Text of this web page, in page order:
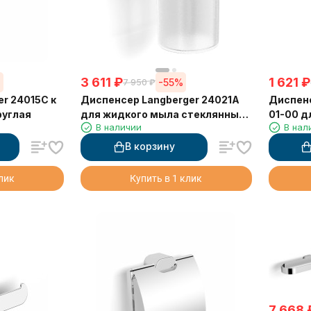
24015C к
3 611 ₽7 950 ₽ -55%
Диспенсер Langberger 24021A
для жидкого мыла стеклянный
к стене круглый
В наличии
В корзину
Купить в 1 клик
1 621 ₽
01-00
В